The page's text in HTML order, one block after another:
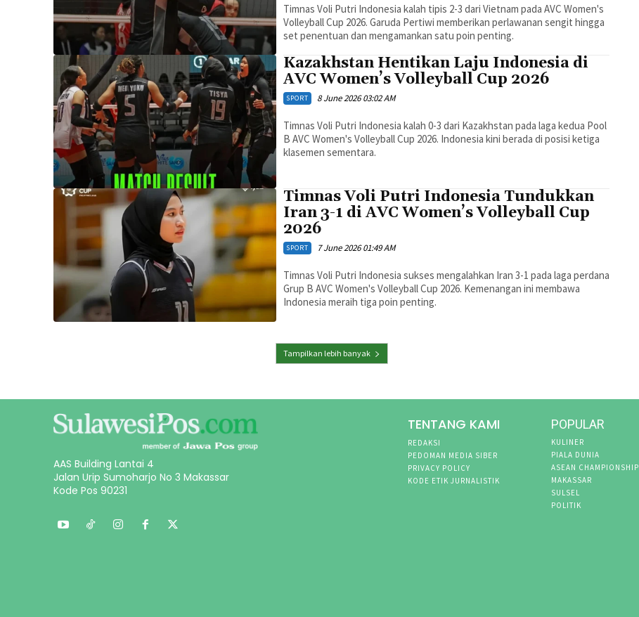
Timnas Voli Putri Indonesia kalah tipis 2-3 dari Vietnam pada AVC Women's
Volleyball Cup 2026. Garuda Pertiwi memberikan perlawanan sengit hingga
set penentuan dan mengamankan satu poin penting.
Kazakhstan Hentikan Laju Indonesia di
AVC Women’s Volleyball Cup 2026
SPORT 8 June 2026 03:02 AM
Timnas Voli Putri Indonesia kalah 0-3 dari Kazakhstan pada laga kedua Pool
B AVC Women's Volleyball Cup 2026. Indonesia kini berada di posisi ketiga
klasemen sementara.
Timnas Voli Putri Indonesia Tundukkan
Iran 3-1 di AVC Women’s Volleyball Cup
2026
SPORT 7 June 2026 01:49 AM
Timnas Voli Putri Indonesia sukses mengalahkan Iran 3-1 pada laga perdana
Grup B AVC Women's Volleyball Cup 2026. Kemenangan ini membawa
Indonesia meraih tiga poin penting.
Tampilkan lebih banyak
AAS Building Lantai 4
Jalan Urip Sumoharjo No 3 Makassar
Kode Pos 90231
TENTANG KAMI
REDAKSI
PEDOMAN MEDIA SIBER
PRIVACY POLICY
KODE ETIK JURNALISTIK
POPULAR
KULINER
PIALA DUNIA
ASEAN CHAMPIONSHIP
MAKASSAR
SULSEL
POLITIK